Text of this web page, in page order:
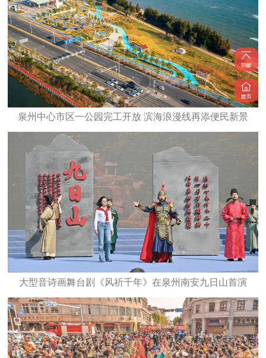
泉州中心市区一公园完工开放 滨海浪漫线再添便民新景
大型音诗画舞台剧《风祈千年》在泉州南安九日山首演